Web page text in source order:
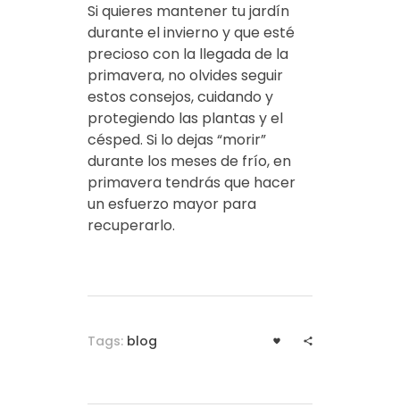
Si quieres mantener tu jardín
durante el invierno y que esté
precioso con la llegada de la
primavera, no olvides seguir
estos consejos, cuidando y
protegiendo las plantas y el
césped. Si lo dejas “morir”
durante los meses de frío, en
primavera tendrás que hacer
un esfuerzo mayor para
recuperarlo.
Tags: blog